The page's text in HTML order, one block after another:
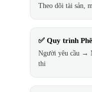
Theo dõi tài sản,
✅ Quy trình
Người yêu cầu →
thi